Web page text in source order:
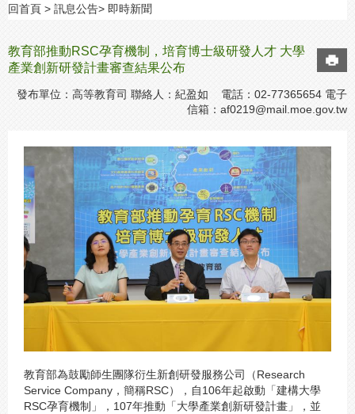
回首頁 訊息公告 即時新聞
教育部推動RSC孕育機制，培育博士級研發人才 大學
產業創新研發計畫審查結果公布
發布單位：高等教育司 聯絡人：紀盈如 電話：02-77365654 電子
信箱： af0219@mail.moe.gov.tw
教育部為鼓勵師生團隊衍生新創研發服務公司（Research
Service Company，簡稱RSC），自106年起啟動「建構大學
RSC孕育機制」，107年推動「大學產業創新研發計畫」，並